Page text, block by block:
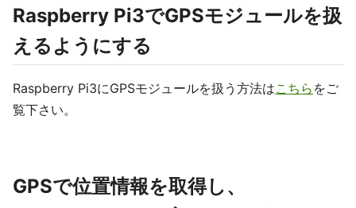
Raspberry Pi3でGPSモジュールを扱
えるようにする
Raspberry Pi3にGPSモジュールを扱う方法はこちら をご
覧下さい。
GPSで位置情報を取得し、